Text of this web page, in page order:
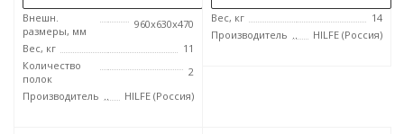
Внешн.
размеры, мм
960x630x470
Вес, кг
11
Количество
полок
2
Производитель
HILFE (Россия)
Вес, кг
14
Производитель
HILFE (Россия)